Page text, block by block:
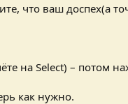
что ваш доспех(а
на Select) – потом
как нужно.